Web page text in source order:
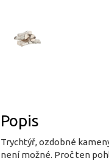
Popis
Trychtýř, ozdobné
není možné. Proč ten